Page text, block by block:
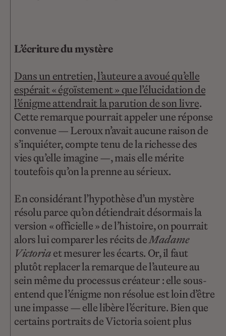
L’écriture du mystère
Dans un entretien, l’auteure a avoué qu’elle
espérait « égoïstement » que l’élucidation de
l’énigme attendrait la parution de son livre.
Cette remarque pourrait appeler une réponse
convenue — Leroux n’avait aucune raison de
s’inquiéter, compte tenu de la richesse des
vies qu’elle imagine —, mais elle mérite
toutefois qu’on la prenne au sérieux.
En considérant l’hypothèse d’un mystère
résolu parce qu’on détiendrait désormais la
version « officielle » de l’histoire, on pourrait
alors lui comparer les récits deMadame
Victoriaet mesurer les écarts. Or, il faut
plutôt replacer la remarque de l’auteure au
sein même du processus créateur : elle sous-
entend que l’énigme non résolue est loin d’être
une impasse — elle libère l’écriture. Bien que
certains portraits de Victoria soient plus